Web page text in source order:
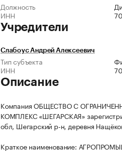
Должность
ИНН
Учредители
Слабоус Андрей Алексеевич
Тип субъекта
ИНН
Описание
Компания ОБЩЕСТВО С
КОМПЛЕКС «ШЕГАРСКАЯ»
обл, Шегарский р-н, деревня
Краткое наименование: